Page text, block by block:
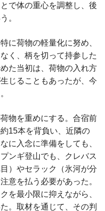
で体の重心を調整し、後
。
に荷物の軽量化に努め、
く、柄を切って持参した
た当初は、荷物の入れ方
じることもあったが、今
物を重めにする。合宿前
15本を背負い、近隣の
に入念に準備をしても、
ンギ登山でも、クレバス
）やセラック（氷河が分
意を払う必要があった。
を最小限に抑えながら、
。取材を通じて、その判